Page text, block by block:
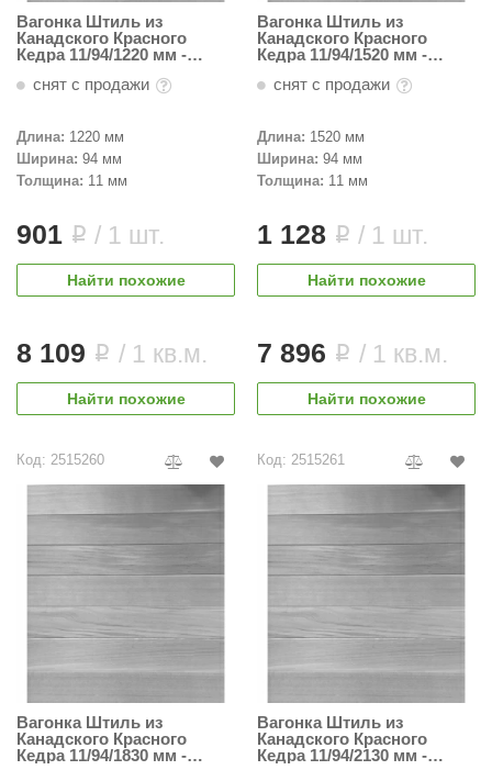
Вагонка Штиль из
Канадского Красного
Кедра 11/94/1220 мм -
снят с продажи
Длина: 1220 мм
Ширина: 94 мм
Толщина: 11 мм
901 i / 1 шт.
Найти похожие
8 109 i / 1 кв.м.
Найти похожие
Вагонка Штиль из
Канадского Красного
Кедра 11/94/1520 мм -
снят с продажи
Длина: 1520 мм
Ширина: 94 мм
Толщина: 11 мм
1 128 i / 1 шт.
Найти похожие
7 896 i / 1 кв.м.
Найти похожие
Код: 2515260
Вагонка Штиль из
Канадского Красного
Кедра 11/94/1830 мм -
Код: 2515261
Вагонка Штиль из
Канадского Красного
Кедра 11/94/2130 мм -